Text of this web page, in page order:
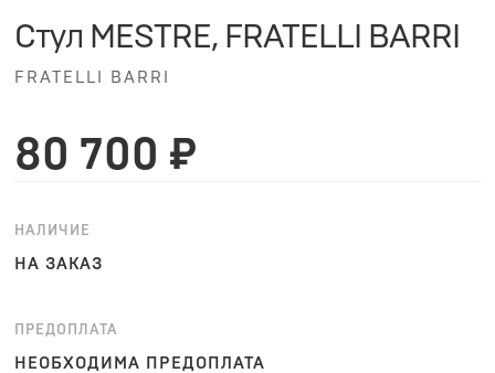
Стул MESTRE, FRATELLI BARRI
FRATELLI BARRI
80 700 ₽
НАЛИЧИЕ
НА ЗАКАЗ
ПРЕДОПЛАТА
НЕОБХОДИМА ПРЕДОПЛАТА